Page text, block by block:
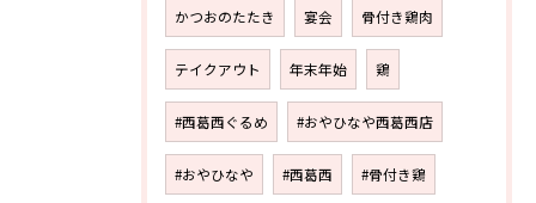
かつおのたたき 宴会 骨付き鶏肉
テイクアウト 年末年始 鶏
#西葛西ぐるめ #おやひなや西葛西店
#おやひなや #西葛西 #骨付き鶏